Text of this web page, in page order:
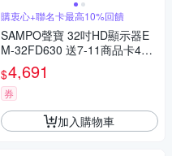
購衷心+聯名卡最高10%回饋
SAMPO聲寶 32吋HD顯示器E
M-32FD630 送7-11商品卡400
元 無安裝
$4,691
券
加入購物車